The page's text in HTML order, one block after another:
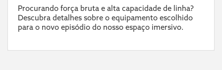
Procurando força bruta e alta capacidade de linha?
Descubra detalhes sobre o equipamento escolhido
para o novo episódio do nosso espaço imersivo.